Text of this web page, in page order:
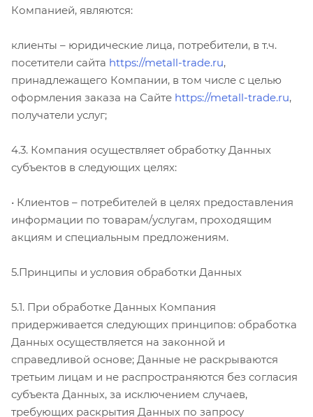
Компанией, являются:
клиенты – юридические лица, потребители, в т.ч.
посетители сайта https://metall-trade.ru,
принадлежащего Компании, в том числе с целью
оформления заказа на Сайте https://metall-trade.ru,
получатели услуг;
4.3. Компания осуществляет обработку Данных
субъектов в следующих целях:
• Клиентов – потребителей в целях предоставления
информации по товарам/услугам, проходящим
акциям и специальным предложениям.
5.Принципы и условия обработки Данных
5.1. При обработке Данных Компания
придерживается следующих принципов: обработка
Данных осуществляется на законной и
справедливой основе; Данные не раскрываются
третьим лицам и не распространяются без согласия
субъекта Данных, за исключением случаев,
требующих раскрытия Данных по запросу